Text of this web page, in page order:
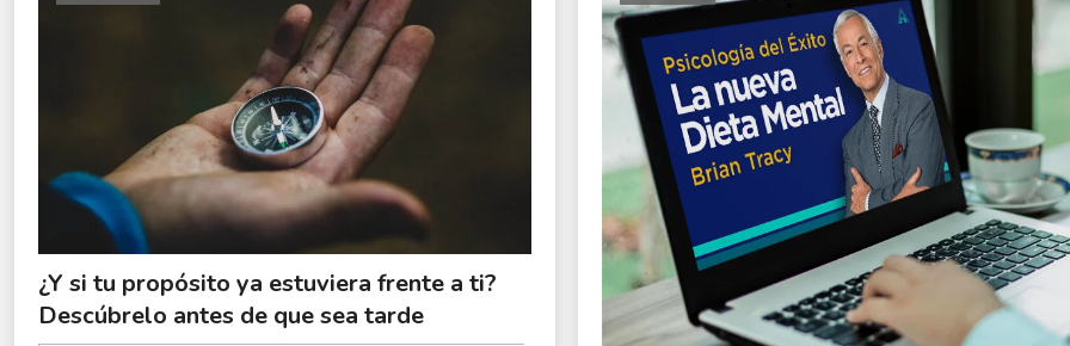
¿Y si tu propósito ya estuviera frente a ti?
Descúbrelo antes de que sea tarde